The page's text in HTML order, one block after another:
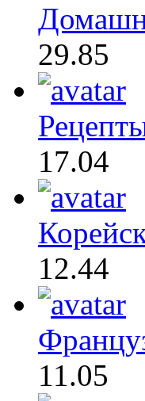
29.85
17.04
12.44
11.05